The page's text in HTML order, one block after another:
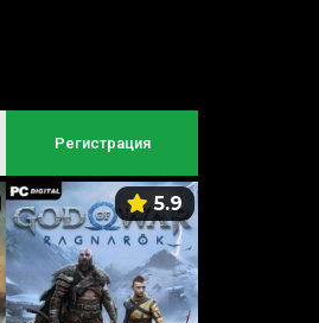
Регистрация
5.9